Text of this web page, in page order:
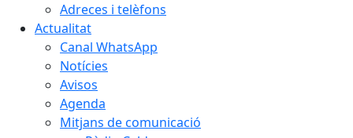
Adreces i telèfons
Actualitat
Canal WhatsApp
Notícies
Avisos
Agenda
Mitjans de comunicació